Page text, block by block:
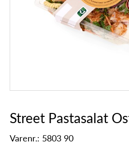
Street Pastasalat
Varenr.: 5803 90